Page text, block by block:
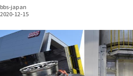
bbs-japan